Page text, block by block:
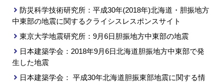
防災科学技術研究所：平成30年(2018年)北海道・胆振地方
中東部の地震に関するクライシスレスポンスサイト
東京大学地震研究所：9月6日胆振地方中東部の地震
日本建築学会：2018年9月6日北海道胆振地方中東部で発
生した地震
日本建築学会： 平成30年北海道胆振東部地震に関する情